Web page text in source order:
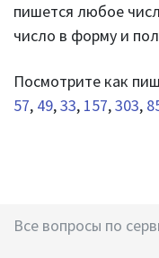
пишется любое
число в форму и
Посмотрите как
57, 49,33, 157,303,
Все вопросы по